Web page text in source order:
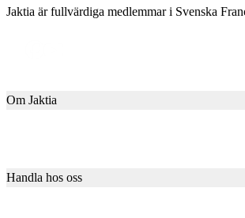
Jaktia är fullvärdiga medlemmar i Svenska
Om Jaktia
Karriär
Handla hos oss